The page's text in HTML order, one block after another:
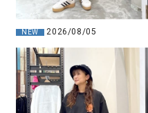
NEW 2026/08/05